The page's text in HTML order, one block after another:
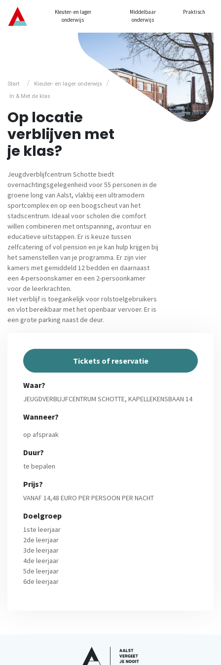
Kleuter- en lager
onderwijs
Middelbaar
onderwijs
Praktisch
Start / Kleuter- en lager onderwijs /
In & Met de klas
Op locatie
verblijven met
je klas?
Jeugdverblijfcentrum Schotte biedt
overnachtingsgelegenheid voor 55 personen in de
groene long van Aalst, vlakbij een ultramodern
sportcomplex en op een boogscheut van het
stadscentrum. Ideaal voor scholen die comfort
willen combineren met ontspanning, avontuur en
educatieve uitstappen. Er is keuze tussen
zelfcatering of vol pension en je kan hulp krijgen bij
het samenstellen van je programma. Er zijn vier
kamers met gemiddeld 12 bedden en daarnaast
een 4-persoonskamer en een 2-persoonkamer
voor de leerkrachten.
Het verblijf is toegankelijk voor rolstoelgebruikers
en vlot bereikbaar met het openbaar vervoer. Er is
een grote parking naast de deur.
Tickets of reservatie
Waar?
JEUGDVERBLIJFCENTRUM SCHOTTE, KAPELLEKENSBAAN 14
Wanneer?
op afspraak
Duur?
te bepalen
Prijs?
VANAF 14,48 EURO PER PERSOON PER NACHT
Doelgroep
1ste leerjaar
2de leerjaar
3de leerjaar
4de leerjaar
5de leerjaar
6de leerjaar